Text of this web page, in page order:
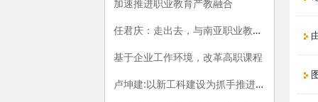
加速推进职业教育产教融合
任君庆：走出去，与南亚职业教育牵手
基于企业工作环境，改革高职课程
卢坤建:以新工科建设为抓手推进高职院校供给侧改革